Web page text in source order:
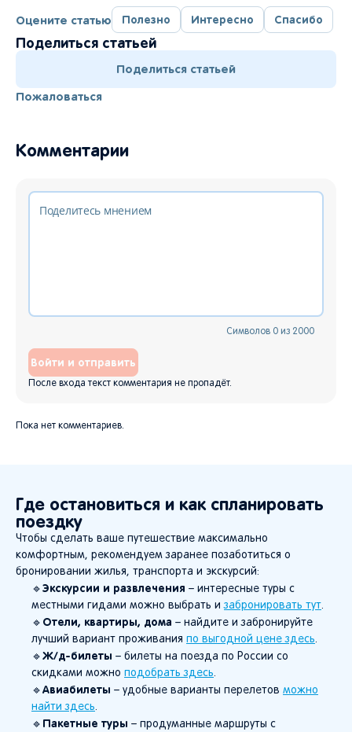
Оцените статью Полезно Интересно Спасибо
Поделиться статьей
Поделиться статьей
Пожаловаться
Комментарии
Символов 0 из 2000
Войти и отправить
После входа текст комментария не пропадёт.
Пока нет комментариев.
Где остановиться и как спланировать
поездку
Чтобы сделать ваше путешествие максимально
комфортным, рекомендуем заранее позаботиться о
бронировании жилья, транспорта и экскурсий:
🔹 Экскурсии и развлечения – интересные туры с
местными гидами можно выбрать и забронировать тут.
🔹 Отели, квартиры, дома – найдите и забронируйте
лучший вариант проживания по выгодной цене здесь.
🔹 Ж/д-билеты – билеты на поезда по России со
скидками можно подобрать здесь.
🔹 Авиабилеты – удобные варианты перелетов можно
найти здесь.
🔹 Пакетные туры – продуманные маршруты с